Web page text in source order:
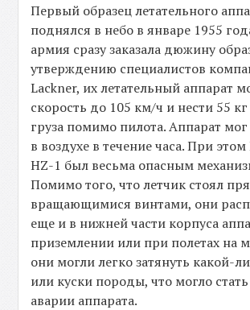
Первый образец летательного
поднялся в небо в январе 1955
армия сразу заказала дюжину
утверждению специалистов
Lackner, их летательный аппарат
скорость до 105 км/ч и нести 55
груза помимо пилота. Аппарат
в воздухе в течение часа. При
HZ-1 был весьма опасным
Помимо того, что летчик стоял
вращающимися винтами, они
еще и в нижней части корпуса
приземлении или при полетах на
они могли легко затянуть какой-
или куски породы, что могло
аварии аппарата.